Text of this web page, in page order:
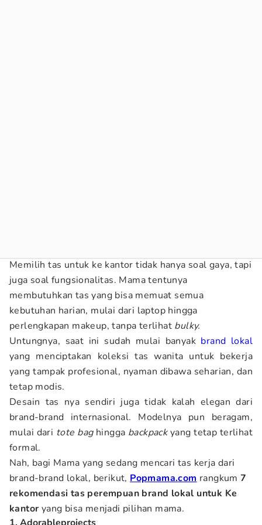
Memilih tas untuk ke kantor tidak hanya soal gaya, tapi
juga soal fungsionalitas. Mama tentunya
membutuhkan tas yang bisa memuat semua
kebutuhan harian, mulai dari laptop hingga
perlengkapan makeup, tanpa terlihat bulky.
Untungnya, saat ini sudah mulai banyak brand lokal
yang menciptakan koleksi tas wanita untuk bekerja
yang tampak profesional, nyaman dibawa seharian, dan
tetap modis.
Desain tas nya sendiri juga tidak kalah elegan dari
brand-brand internasional. Modelnya pun beragam,
mulai dari tote baghingga backpackyang tetap terlihat
formal.
Nah, bagi Mama yang sedang mencari tas kerja dari
brand-brand lokal, berikut, Popmama.com rangkum7
rekomendasi tas perempuan brand lokal untuk Ke
kantor yang bisa menjadi pilihan mama.